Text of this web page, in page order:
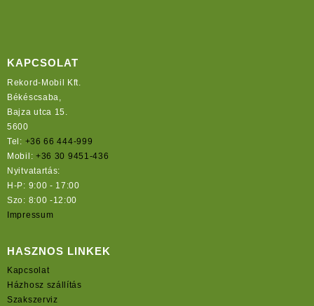
KAPCSOLAT
Rekord-Mobil Kft.
Békéscsaba,
Bajza utca 15.
5600
Tel: +36 66 444-999
Mobil: +36 30 9451-436
Nyitvatartás:
H-P: 9:00 - 17:00
Szo: 8:00 -12:00
Impressum
HASZNOS LINKEK
Kapcsolat
Házhosz szállítás
Szakszerviz